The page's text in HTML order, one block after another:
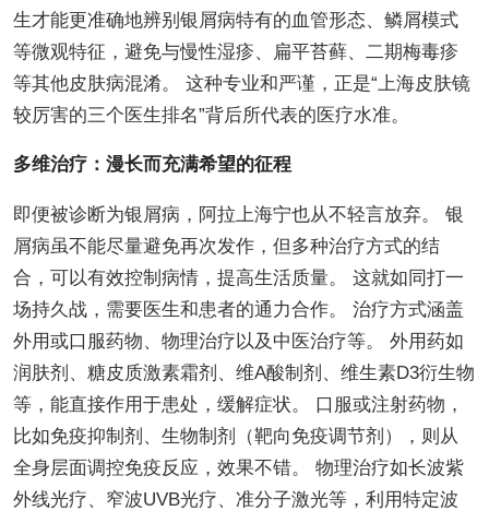
生才能更准确地辨别银屑病特有的血管形态、鳞屑模式
等微观特征，避免与慢性湿疹、扁平苔藓、二期梅毒疹
等其他皮肤病混淆。 这种专业和严谨，正是“上海皮肤镜
较厉害的三个医生排名”背后所代表的医疗水准。
多维治疗：漫长而充满希望的征程
即便被诊断为银屑病，阿拉上海宁也从不轻言放弃。 银
屑病虽不能尽量避免再次发作，但多种治疗方式的结
合，可以有效控制病情，提高生活质量。 这就如同打一
场持久战，需要医生和患者的通力合作。 治疗方式涵盖
外用或口服药物、物理治疗以及中医治疗等。 外用药如
润肤剂、糖皮质激素霜剂、维A酸制剂、维生素D3衍生物
等，能直接作用于患处，缓解症状。 口服或注射药物，
比如免疫抑制剂、生物制剂（靶向免疫调节剂），则从
全身层面调控免疫反应，效果不错。 物理治疗如长波紫
外线光疗、窄波UVB光疗、准分子激光等，利用特定波